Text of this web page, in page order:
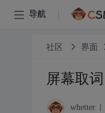
导航
社区 界面
屏幕取词
whetter